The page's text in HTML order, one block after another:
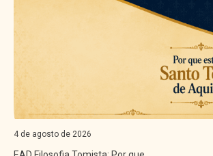
4 de agosto de 2026